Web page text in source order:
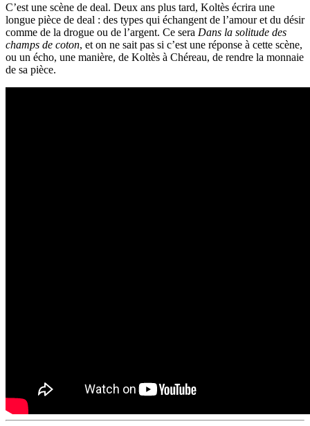
C’est une scène de deal. Deux ans plus tard, Koltès écrira une
longue pièce de deal : des types qui échangent de l’amour et du désir
comme de la drogue ou de l’argent. Ce sera Dans la solitude des
champs de coton, et on ne sait pas si c’est une réponse à cette scène,
ou un écho, une manière, de Koltès à Chéreau, de rendre la monnaie
de sa pièce.